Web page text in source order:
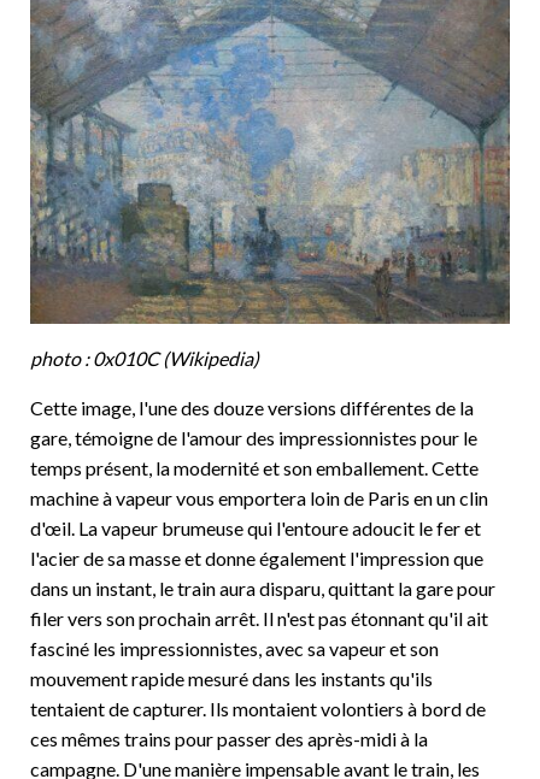
photo : 0x010C (Wikipedia)
Cette image, l'une des douze versions différentes de la
gare, témoigne de l'amour des impressionnistes pour le
temps présent, la modernité et son emballement. Cette
machine à vapeur vous emportera loin de Paris en un clin
d'œil. La vapeur brumeuse qui l'entoure adoucit le fer et
l'acier de sa masse et donne également l'impression que
dans un instant, le train aura disparu, quittant la gare pour
filer vers son prochain arrêt. Il n'est pas étonnant qu'il ait
fasciné les impressionnistes, avec sa vapeur et son
mouvement rapide mesuré dans les instants qu'ils
tentaient de capturer. Ils montaient volontiers à bord de
ces mêmes trains pour passer des après-midi à la
campagne. D'une manière impensable avant le train, les